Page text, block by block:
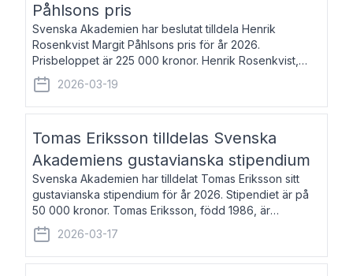
Påhlsons pris
Svenska Akademien har beslutat tilldela Henrik
Rosenkvist Margit Påhlsons pris för år 2026.
Prisbeloppet är 225 000 kronor. Henrik Rosenkvist,
född 1965, är professor i nordiska språk vid Göteborgs
universitet. Han disputerade 2004 på avhan
2026-03-19
Tomas Eriksson tilldelas Svenska
Akademiens gustavianska stipendium
Svenska Akademien har tilldelat Tomas Eriksson sitt
gustavianska stipendium för år 2026. Stipendiet är på
50 000 kronor. Tomas Eriksson, född 1986, är
projektledare inom marknadsföring och författare och
utkom i fjol med boken Syndabocken.
2026-03-17